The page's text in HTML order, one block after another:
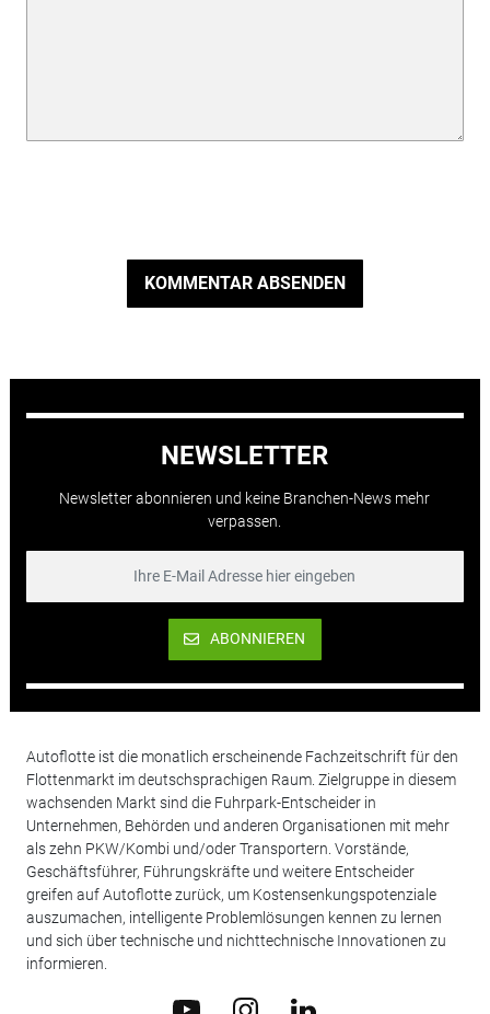
KOMMENTAR ABSENDEN
NEWSLETTER
Newsletter abonnieren und keine Branchen-News mehr
verpassen.
ABONNIEREN
Autoflotte ist die monatlich erscheinende Fachzeitschrift für den
Flottenmarkt im deutschsprachigen Raum. Zielgruppe in diesem
wachsenden Markt sind die Fuhrpark-Entscheider in
Unternehmen, Behörden und anderen Organisationen mit mehr
als zehn PKW/Kombi und/oder Transportern. Vorstände,
Geschäftsführer, Führungskräfte und weitere Entscheider
greifen auf Autoflotte zurück, um Kostensenkungspotenziale
auszumachen, intelligente Problemlösungen kennen zu lernen
und sich über technische und nichttechnische Innovationen zu
informieren.